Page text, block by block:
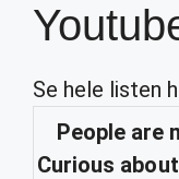
Se hele listen
People are
Curious